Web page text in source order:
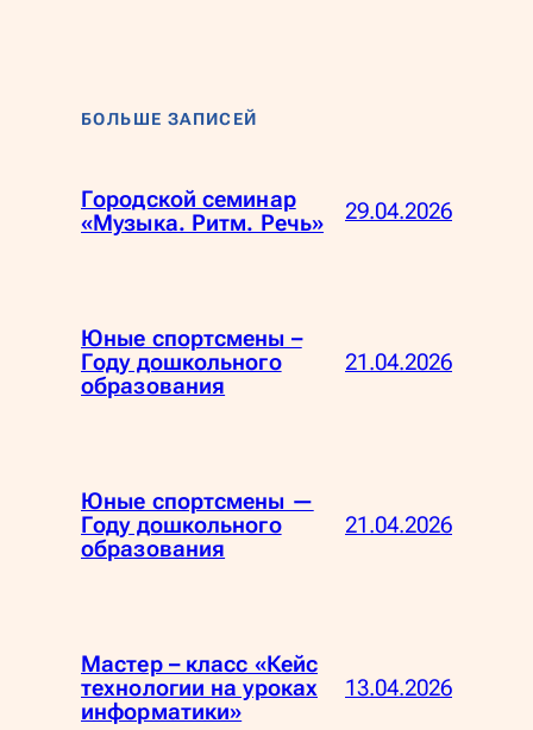
БОЛЬШЕ ЗАПИСЕЙ
Городской семинар
«Музыка. Ритм. Речь»
29.04.2026
Юные спортсмены –
Году дошкольного
образования
21.04.2026
Юные спортсмены —
Году дошкольного
образования
21.04.2026
Мастер – класс «Кейс
технологии на уроках
информатики»
13.04.2026